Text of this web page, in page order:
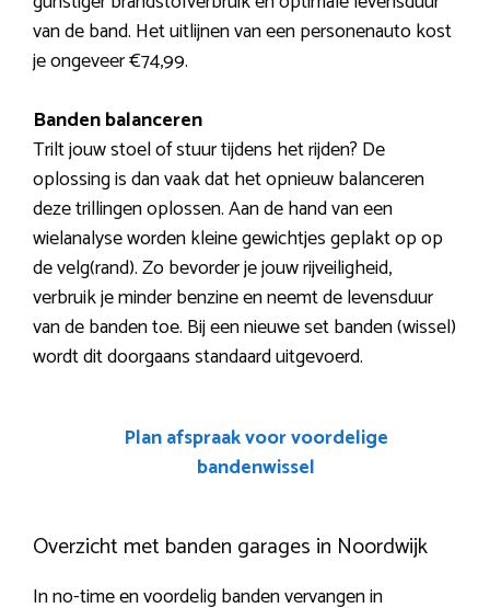
van de band. Het uitlijnen van een personenauto kost
je ongeveer €74,99.
Banden balanceren
Trilt jouw stoel of stuur tijdens het rijden? De
oplossing is dan vaak dat het opnieuw balanceren
deze trillingen oplossen. Aan de hand van een
wielanalyse worden kleine gewichtjes geplakt op op
de velg(rand). Zo bevorder je jouw rijveiligheid,
verbruik je minder benzine en neemt de levensduur
van de banden toe. Bij een nieuwe set banden (wissel)
wordt dit doorgaans standaard uitgevoerd.
Plan afspraak voor voordelige
bandenwissel
Overzicht met banden garages in Noordwijk
In no-time en voordelig banden vervangen in